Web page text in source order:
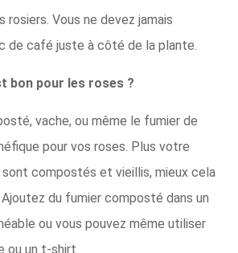
rosiers. Vous ne devez jamais
de café juste à côté de la plante.
bon pour les roses ?
vache, ou même le fumier de
pour vos roses. Plus votre
compostés et vieillis, mieux cela
du fumier composté dans un
ou vous pouvez même utiliser
ou un t-shirt.